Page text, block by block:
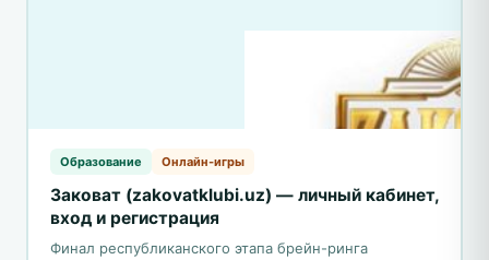
Образование Онлайн-игры
Заковат (zakovatklubi.uz) — личный кабинет,
вход и регистрация
Финал республиканского этапа брейн-ринга